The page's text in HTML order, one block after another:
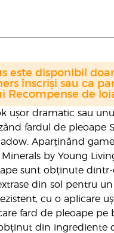
ușor dramatic sau unul
fardul de pleoape
Aparținând
Minerals by Young
sunt obținute dintr-
din sol pentru
cu o aplicare
fard de pleoape pe
din ingrediente
este disponibil
înscriși sau ca
Recompense de